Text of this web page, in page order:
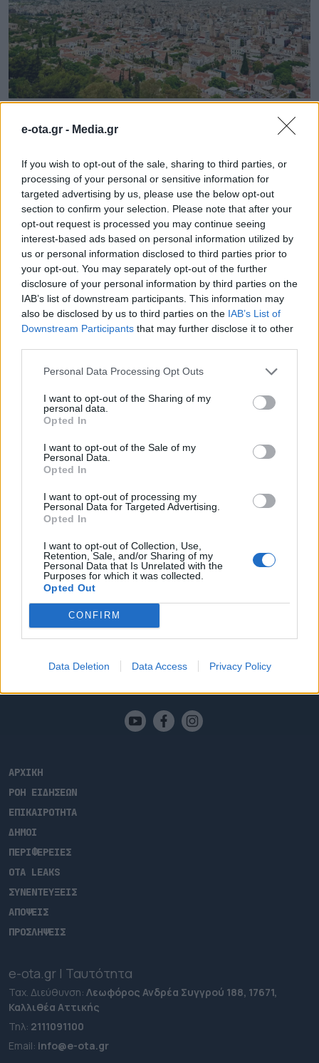
e-ota.gr - Media.gr
If you wish to opt-out of the sale, sharing to third parties, or
processing of your personal or sensitive information for
targeted advertising by us, please use the below opt-out
section to confirm your selection. Please note that after your
opt-out request is processed you may continue seeing
interest-based ads based on personal information utilized by
us or personal information disclosed to third parties prior to
your opt-out. You may separately opt-out of the further
disclosure of your personal information by third parties on the
IAB’s list of downstream participants. This information may
also be disclosed by us to third parties on the IAB’s List of
Downstream Participants that may further disclose it to other
Personal Data Processing Opt Outs
I want to opt-out of the Sharing of my
personal data.
Opted In
I want to opt-out of the Sale of my
Personal Data.
Opted In
I want to opt-out of processing my
Personal Data for Targeted Advertising.
Opted In
I want to opt-out of Collection, Use,
Retention, Sale, and/or Sharing of my
Personal Data that Is Unrelated with the
Purposes for which it was collected.
Opted Out
CONFIRM
Data Deletion Data Access Privacy Policy
ΕΝΦΙΑ: Σε 12 δόσεις η πληρωμή του
φόρου ακινήτων
Αποπληρωμή σε 12 δόσεις, αντί για 11 που ήταν τα
προηγούμενα έτη.
08.03.2025 - 08.32
Χιονοδρομικό Κέντρο Καλαβρύτων
για όλους τους μόνιμους κατοίκους
της Αιγιαλείας
Το Διοικητικό Συμβούλιο του Χιονοδρομικού Κέντρου
διεύρυνση της εκπτωτικής πολιτικής που ισχύει για
τους μόνιμους κατοίκους του Δήμου Καλαβρύτων,
επεκτείνοντάς την και στους μόνιμους κατοίκους του
Δήμου Αιγιαλείας. Η απόφαση αυτή λαμβάνεται στο
πλαίσιο της αγαστής συνεργασίας μεταξύ των δύο
όμορων Δήμων και ενισχύει την ήδη στενή συνεργασία
τους, […]
21.02.2025 - 16.16
ΑΡΧΙΚΗ
ΡΟΗ ΕΙΔΗΣΕΩΝ
ΕΠΙΚΑΙΡΟΤΗΤΑ
ΔΗΜΟΙ
ΠΕΡΙΦΕΡΕΙΕΣ
OTA LEAKS
ΣΥΝΕΝΤΕΥΞΕΙΣ
ΑΠΟΨΕΙΣ
ΠΡΟΣΛΗΨΕΙΣ
e-ota.gr | Ταυτότητα
Ταχ. Διεύθυνση: Λεωφόρος Ανδρέα Συγγρού 188, 17671,
Καλλιθέα Αττικής
Τηλ: 2111091100
Εmail: info@e-ota.gr